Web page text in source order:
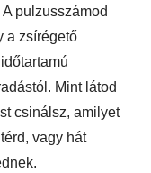
pulzusszámod
a zsírégető
Mint látod
csinálsz, amilyet
vagy hát